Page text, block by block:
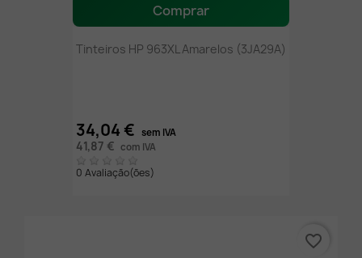
Comprar
Tinteiros HP 963XL Amarelos (3JA29A)
34,04 € sem IVA
41,87 € com IVA
0 Avaliação(ões)
favorite_border